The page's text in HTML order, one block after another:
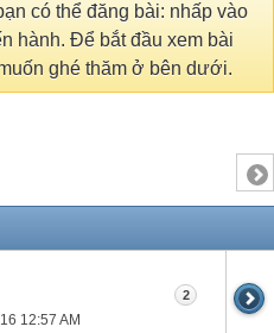
có thể đăng bài: nhấp vào
hành. Để bắt đầu xem bài
ghé thăm ở bên dưới.
12:57 AM
2